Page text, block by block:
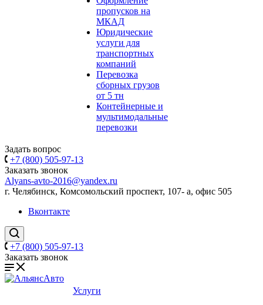
пропусков на
МКАД
Юридические
услуги для
транспортных
компаний
Перевозка
сборных грузов
от 5 тн
Контейнерные и
мультимодальные
перевозки
Задать вопрос
+7 (800) 505-97-13
Заказать звонок
Alyans-avto-2016@yandex.ru
г. Челябинск, Комсомольский проспект, 107- а, офис 505
Вконтакте
+7 (800) 505-97-13
Заказать звонок
Услуги